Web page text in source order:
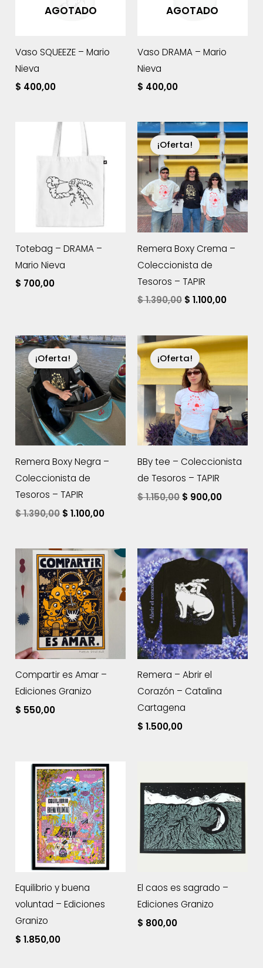
AGOTADO
Vaso SQUEEZE – Mario
Nieva
$ 400,00
AGOTADO
Vaso DRAMA – Mario
Nieva
$ 400,00
Totebag – DRAMA –
Mario Nieva
$ 700,00
¡Oferta!
Remera Boxy Crema –
Coleccionista de
Tesoros – TAPIR
$1.390,00 El
era:
$ 1.390,00.
$ 1.100,00El
es:
$
¡Oferta!
Remera Boxy Negra –
Coleccionista de
Tesoros – TAPIR
$1.390,00 El
era:
$ 1.390,00.
$ 1.100,00El
es:
$ 1.100,00.
¡Oferta!
BBy tee – Coleccionista
de Tesoros – TAPIR
$1.150,00 El
$ 900,00El
Compartir es Amar –
Ediciones Granizo
$ 550,00
Remera – Abrir el
Corazón – Catalina
Cartagena
$ 1.500,00
Equilibrio y buena
voluntad – Ediciones
Granizo
$ 1.850,00
El caos es sagrado –
Ediciones Granizo
$ 800,00